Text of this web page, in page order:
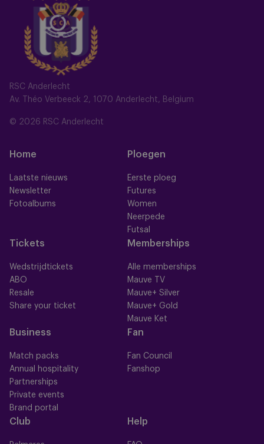
RSC Anderlecht
Av. Théo Verbeeck 2, 1070 Anderlecht, Belgium
© 2026 RSC Anderlecht
Home
Laatste nieuws
Newsletter
Fotoalbums
Ploegen
Eerste ploeg
Futures
Women
Neerpede
Futsal
Tickets
Wedstrijdtickets
ABO
Resale
Share your ticket
Memberships
Alle memberships
Mauve TV
Mauve+ Silver
Mauve+ Gold
Mauve Ket
Business
Match packs
Annual hospitality
Partnerships
Private events
Brand portal
Fan
Fan Council
Fanshop
Club Help